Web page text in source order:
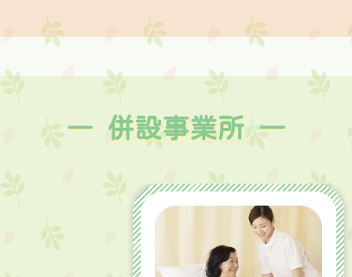
― 併設事業所 ―